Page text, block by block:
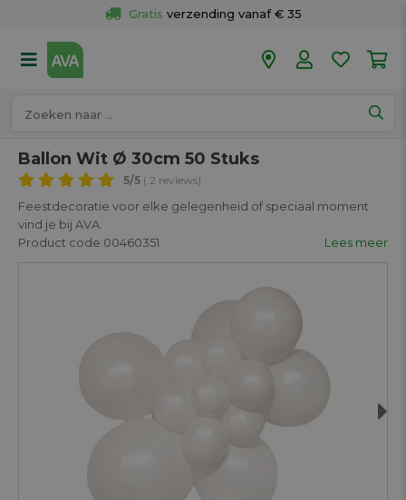
Gratis verzending vanaf € 35
50 winkels
Ballon Wit Ø 30cm 50 Stuks
5/5 ( 2 reviews)
Feestdecoratie voor elke gelegenheid of speciaal moment
vind je bij AVA.
Product code 00460351
Lees meer